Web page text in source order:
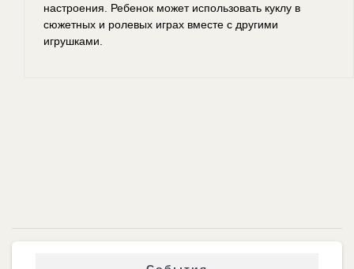
настроения. Ребенок может использовать куклу в
сюжетных и ролевых играх вместе с другими
игрушками.